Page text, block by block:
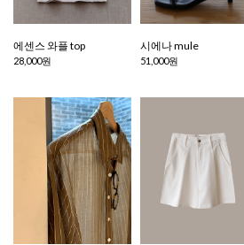
에센스 와플 top
28,000원
시에나 mule
51,000원